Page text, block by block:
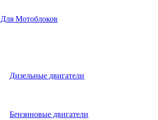
Для Мотоблоков
Дизельные двигатели
Бензиновые двигатели